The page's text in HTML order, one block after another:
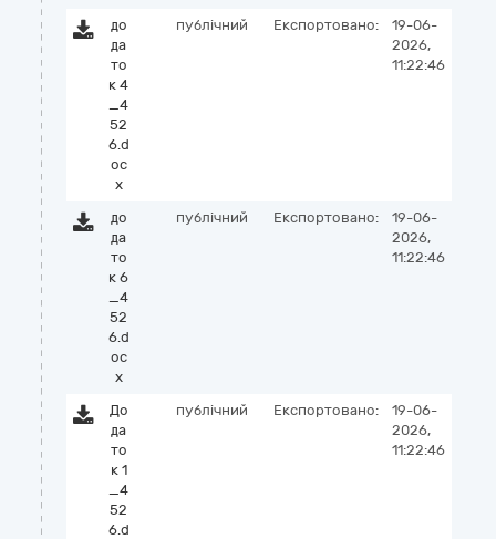
до
да
то
к 4
_4
52
6.d
oc
x
публічний Експортовано:
19-06-
2026,
11:22:46
до
да
то
к 6
_4
52
6.d
oc
x
публічний Експортовано:
19-06-
2026,
11:22:46
До
да
то
к 1
_4
52
6.d
публічний Експортовано:
19-06-
2026,
11:22:46